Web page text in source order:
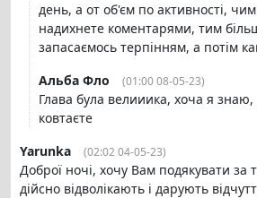
день, а от об'єм по активності,
надихнете коментарями, тим
запасаємось терпінням, а потім
Альба Фло
(01:00 08-05-23)
Глава була велииика, хоча я
ковтаєте
Yarunka
(02:02 04-05-23)
Доброї ночі, хочу Вам подякувати за
дійсно відволікають і дарують